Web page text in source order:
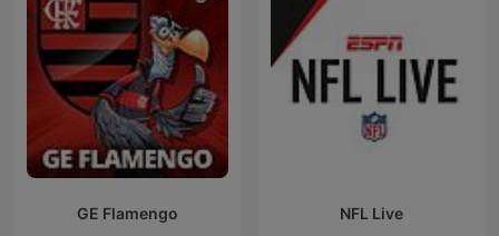
GE Flamengo NFL Live